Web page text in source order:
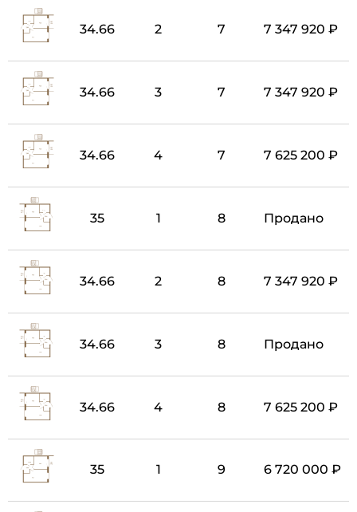
34.66 2 7 7 347 920 ₽
34.66 3 7 7 347 920 ₽
34.66 4 7 7 625 200 ₽
35 1 8 Продано
34.66 2 8 7 347 920 ₽
34.66 3 8 Продано
34.66 4 8 7 625 200 ₽
35 1 9 6 720 000 ₽